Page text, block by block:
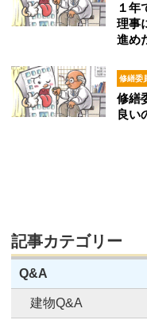
１年
理事
進め
修繕委
修繕
良い
記事カテゴリー
Q&A
建物Q&A